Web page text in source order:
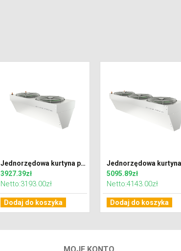
Jednorzędowa kurtyna powietrzna WING PRO W150 EC z wodnym wymiennikiem ciepła
3927.39zł
Netto:3193.00zł
Dodaj do koszyka
5095.89zł
Netto:4143.00zł
Dodaj do koszyka